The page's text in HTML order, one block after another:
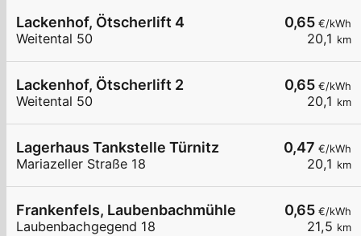
0,65 €/kWh
20,1 km
Lackenhof, Ötscherlift 4
Weitental 50
0,65 €/kWh
20,1 km
Lackenhof, Ötscherlift 2
Weitental 50
0,47 €/kWh
20,1 km
Lagerhaus Tankstelle Türnitz
Mariazeller Straße 18
0,65 €/kWh
21,5 km
Frankenfels, Laubenbachmühle
Laubenbachgegend 18